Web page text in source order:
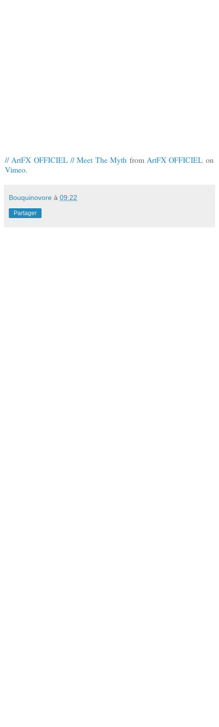
// ArtFX OFFICIEL // Meet The Myth from ArtFX OFFICIEL on
Vimeo.
Bouquinovore à 09:22
Partager